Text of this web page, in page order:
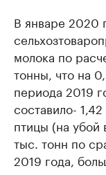
В январе 2020
молока по
тонны, что на
периода 2019
составило-
птицы (на убой
тыс. тонн по
2019 года,